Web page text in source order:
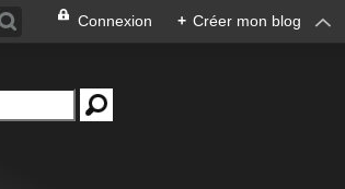
Connexion + Créer mon blog